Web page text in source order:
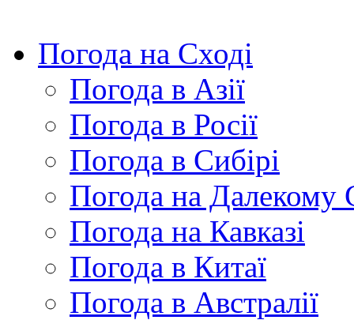
Погода на Сході
Погода в Азії
Погода в Росії
Погода в Сибірі
Погода на Далекому
Погода на Кавказі
Погода в Китаї
Погода в Австралії